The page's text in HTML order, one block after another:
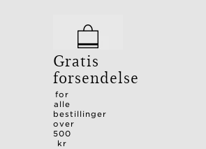
Gratis
forsendelse
for
alle
bestillinger
over
500
kr